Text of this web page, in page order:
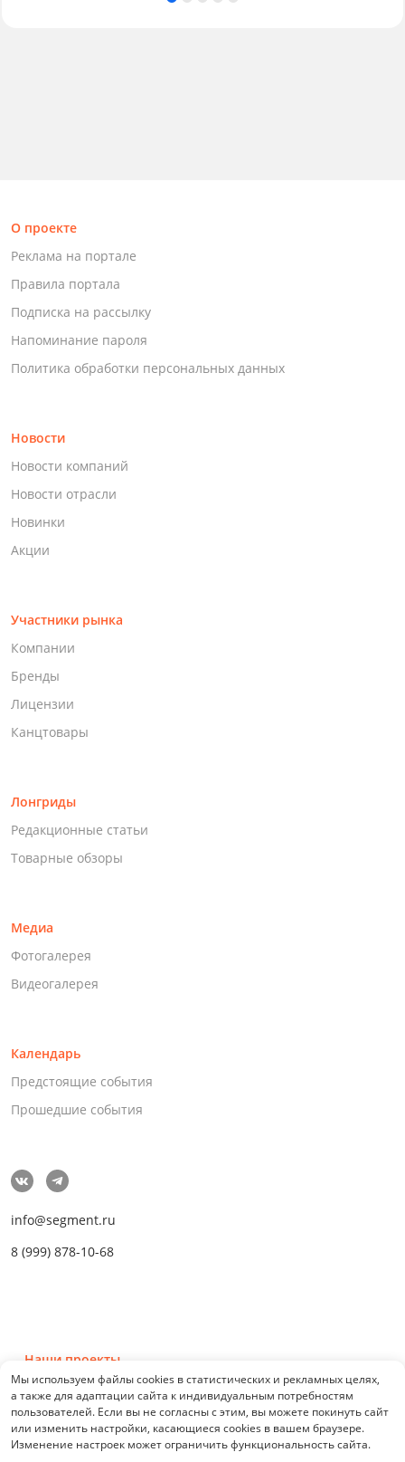
О проекте
Реклама на портале
Правила портала
Подписка на рассылку
Напоминание пароля
Политика обработки персональных данных
Новости
Новости компаний
Новости отрасли
Новинки
Акции
Участники рынка
Компании
Бренды
Лицензии
Канцтовары
Лонгриды
Редакционные статьи
Товарные обзоры
Медиа
Фотогалерея
Видеогалерея
Календарь
Предстоящие события
Прошедшие события
info@segment.ru
8 (999) 878-10-68
Наши проекты
© 2026 СЕГМЕНТ. Все права защищены. 0.21076
Мы используем файлы cookies в статистических и рекламных целях,
а также для адаптации сайта к индивидуальным потребностям
пользователей. Если вы не согласны с этим, вы можете покинуть сайт
или изменить настройки, касающиеся cookies в вашем браузере.
Изменение настроек может ограничить функциональность сайта.